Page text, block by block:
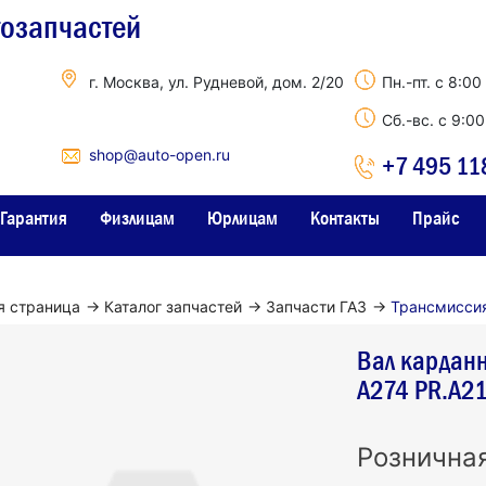
г. Москва, ул. Рудневой, дом. 2/20
shop@auto-open.ru
Пн.-пт. с
Сб.-вс. с
+7 495
Гарантия Физлицам Юрлицам Контакты Прайс
страница → Каталог запчастей → Запчасти ГАЗ →
Вал
А274